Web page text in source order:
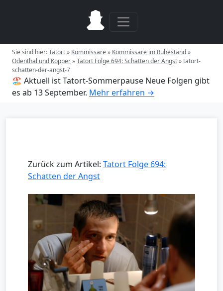
Sie sind hier:Tatort» Kommissare» Kommissare im Ruhestand»
Odenthal und Kopper»Tatort Folge 694: Schatten der Angst»tatort-
schatten-der-angst-7
🏖️ Aktuell ist Tatort-Sommerpause Neue Folgen gibt
es ab 13 September. Mehr erfahren →
Zurück zum Artikel: Tatort Folge 694:
Schatten der Angst